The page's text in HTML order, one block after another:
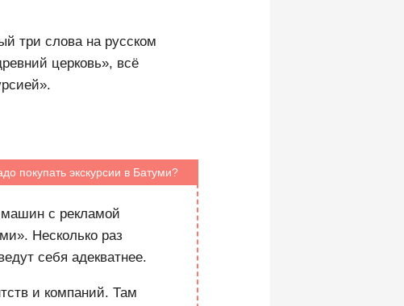
три слова на русском
церковь», всё
покупать экскурсии в Батуми?
машин с рекламой
Несколько раз
себя адекватнее.
и компаний. Там